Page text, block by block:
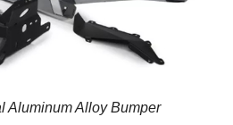
Aluminum Alloy Bumper